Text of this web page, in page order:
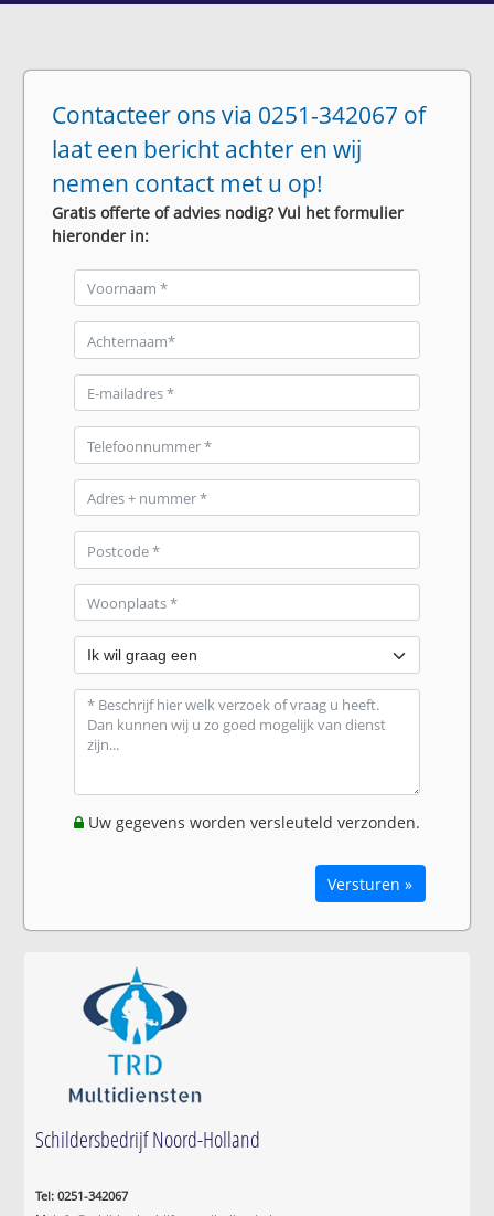
Contacteer ons via 0251-342067 of
laat een bericht achter en wij
nemen contact met u op!
Gratis offerte of advies nodig? Vul het formulier
hieronder in:
Uw gegevens worden versleuteld verzonden.
Versturen »
Schildersbedrijf Noord-Holland
Tel: 0251-342067